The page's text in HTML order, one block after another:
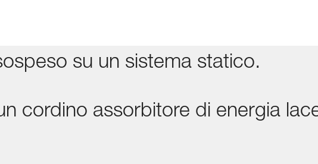
su un sistema statico.
cordino assorbitore di energia